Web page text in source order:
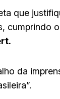
que
cumprindo
da